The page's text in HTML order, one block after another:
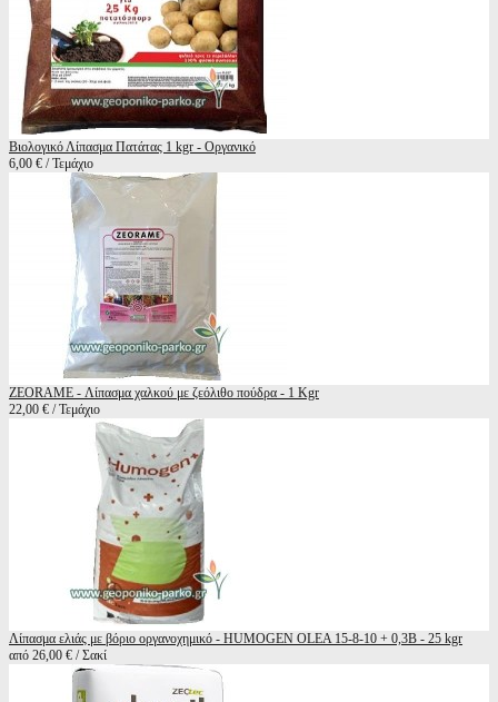
Βιολογικό Λίπασμα Πατάτας 1 kgr - Οργανικό
6,00 € / Τεμάχιο
ZEORAME - Λίπασμα χαλκού με ζεόλιθο πούδρα - 1 Kgr
22,00 € / Τεμάχιο
Λίπασμα ελιάς με βόριο οργανοχημικό - HUMOGEN OLEA 15-8-10 + 0,3B - 25 kgr
από 26,00 € / Σακί